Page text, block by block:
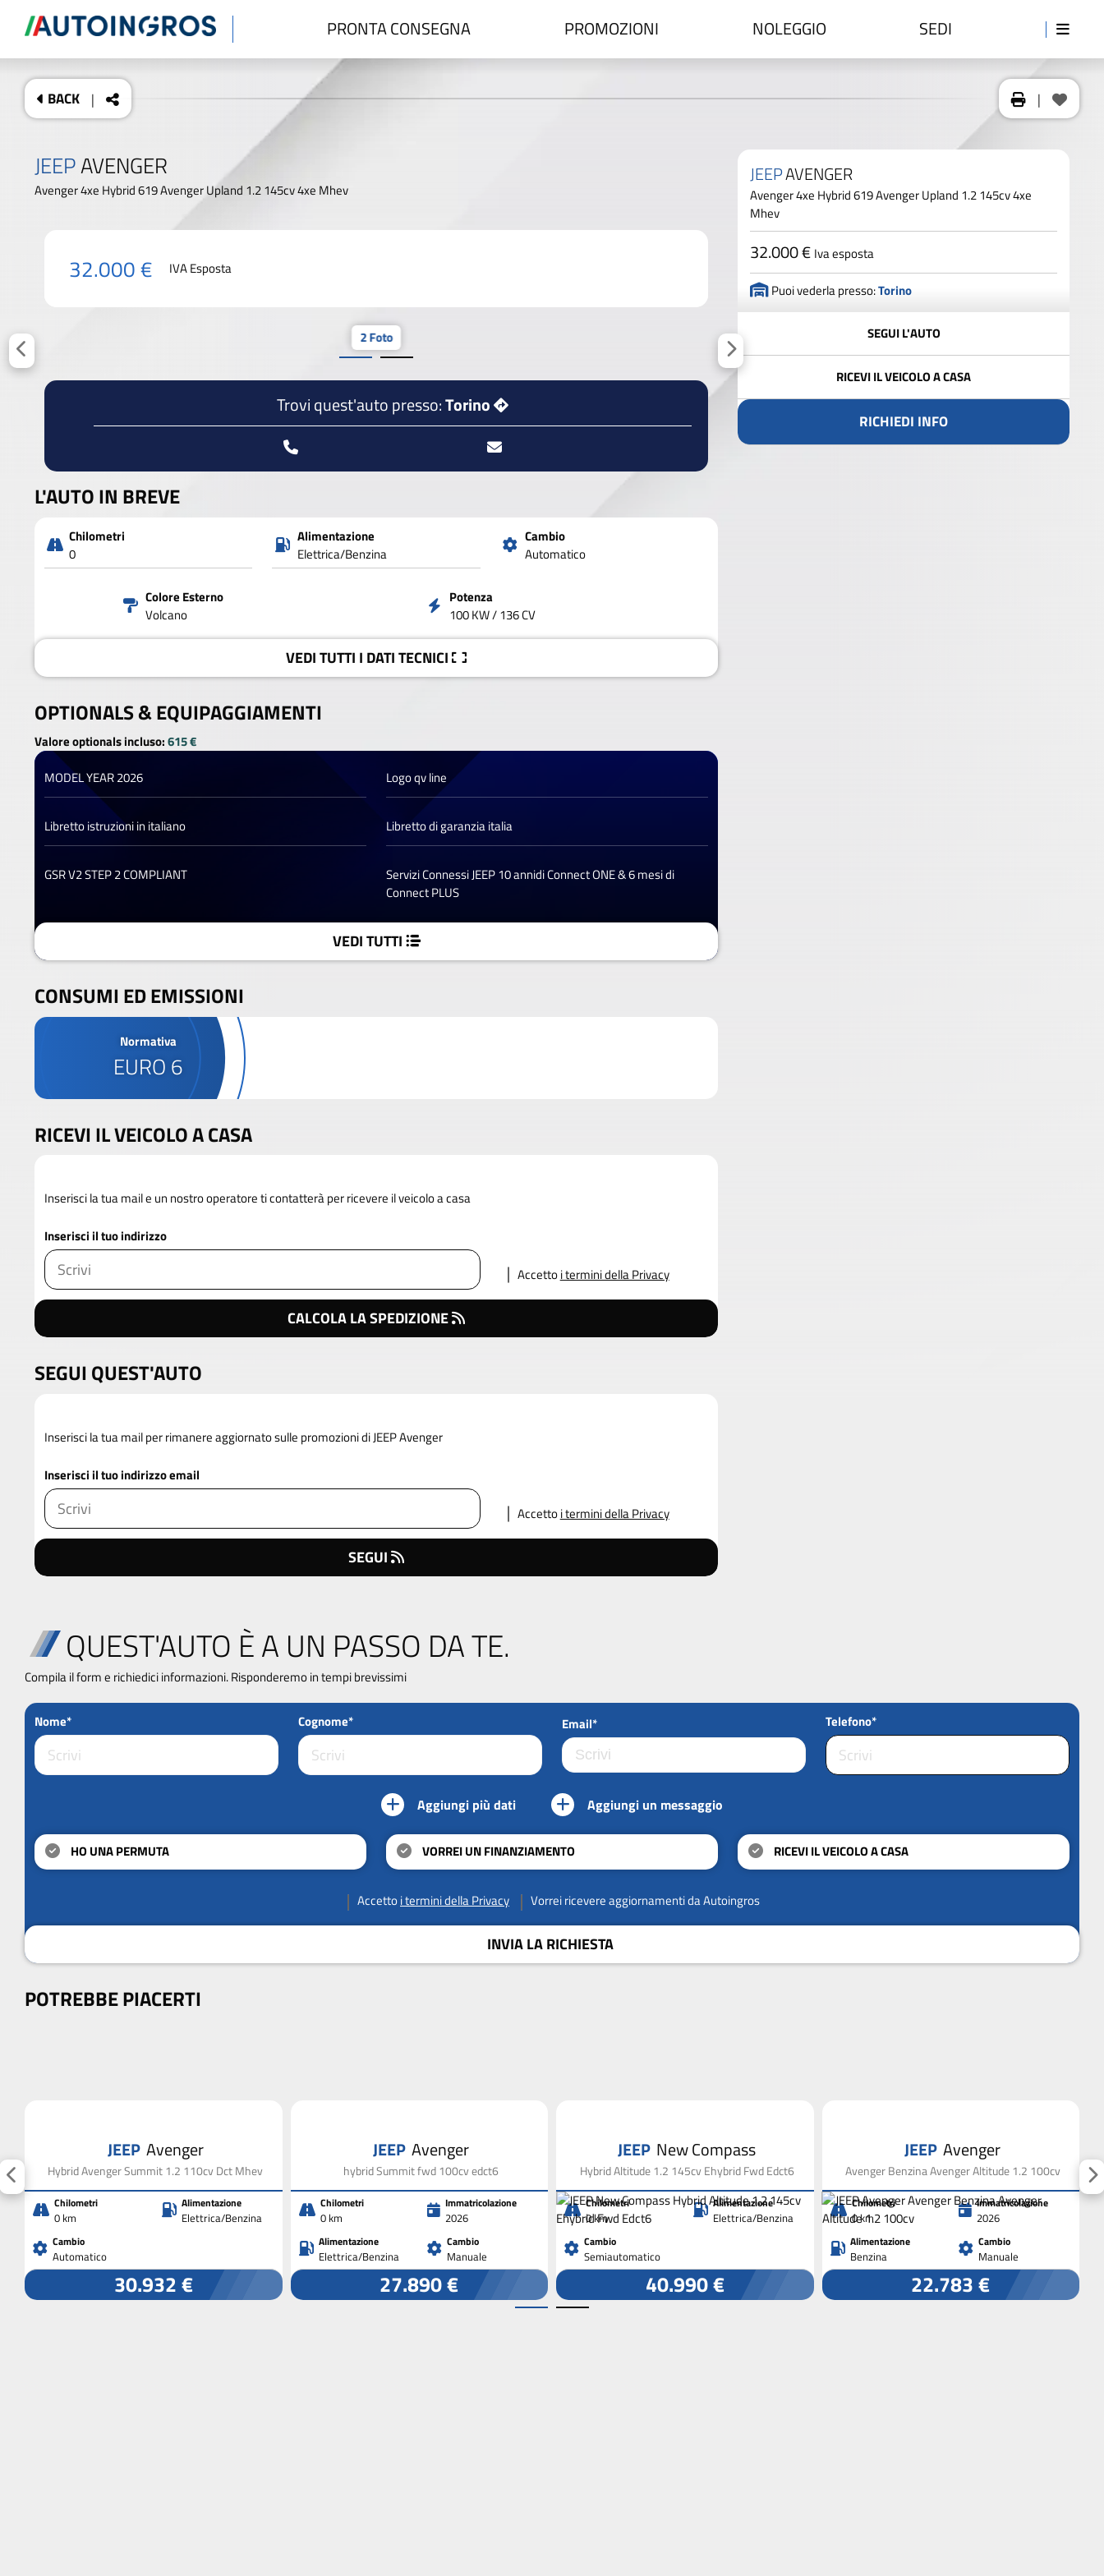
PRONTA CONSEGNA PROMOZIONI NOLEGGIO SEDI
BACK | |
JEEPAVENGER
Avenger 4xe Hybrid 619 Avenger Upland 1.2 145cv 4xe Mhev
32.000 € IVA Esposta
2 Foto
Trovi quest'auto presso:Torino
L'AUTO IN BREVE
Chilometri
0
Alimentazione
Elettrica/Benzina
Cambio
Automatico
Colore Esterno
Volcano
Potenza
100 KW / 136 CV
VEDITUTTI I DATITECNICI
OPTIONALS &EQUIPAGGIAMENTI
Valore optionals incluso:615 €
MODEL YEAR 2026
Logo qv line
Libretto istruzioni in italiano Libretto di garanzia italia
GSR V2 STEP 2 COMPLIANT
Servizi Connessi JEEP 10 annidi Connect ONE & 6 mesi di
Connect PLUS
VEDI TUTTI
CONSUMI ED EMISSIONI
Normativa
EURO 6
RICEVI IL VEICOLO A CASA
Inserisci la tua mail e un nostro operatore ti contatterà per ricevere il veicolo a casa
Inserisci il tuo indirizzo
Accettoi termini della Privacy
CALCOLA LA SPEDIZIONE
SEGUI QUEST'AUTO
Inserisci la tua mail per rimanere aggiornato sulle promozioni di JEEP Avenger
Inserisci il tuo indirizzo email
Accettoi termini della Privacy
SEGUI
JEEPAVENGER
Avenger 4xe Hybrid 619 Avenger Upland 1.2 145cv 4xe
Mhev
32.000 € Iva esposta
Puoi vederla presso:Torino
SEGUI L'AUTO
RICEVI IL VEICOLO A CASA
RICHIEDI INFO
QUEST'AUTO È A UN PASSO DA TE.
Compila il form e richiedici informazioni. Risponderemo in tempi brevissimi
Nome* Cognome* Email* Telefono*
Aggiungi più dati Aggiungi un messaggio
HO UNA PERMUTA VORREI UN FINANZIAMENTO RICEVI IL VEICOLO A CASA
Accettoi termini della Privacy Vorrei ricevere aggiornamenti da Autoingros
INVIA LA RICHIESTA
POTREBBE PIACERTI
JEEP Avenger
Hybrid Avenger Summit 1.2 110cv Dct Mhev
Chilometri
0 km
Alimentazione
Elettrica/Benzina
Cambio
Automatico
30.932 €
JEEP Avenger
hybrid Summit fwd 100cv edct6
Chilometri
0 km
Immatricolazione
2026
Alimentazione
Elettrica/Benzina
Cambio
Manuale
27.890 €
JEEP New Compass
Hybrid Altitude 1.2 145cv Ehybrid Fwd Edct6
Chilometri
0 km
Alimentazione
Elettrica/Benzina
Cambio
Semiautomatico
40.990 €
JEEP Avenger
Avenger Benzina Avenger Altitude 1.2 100cv
Chilometri
0 km
Immatricolazione
2026
Alimentazione
Benzina
Cambio
Manuale
22.783 €